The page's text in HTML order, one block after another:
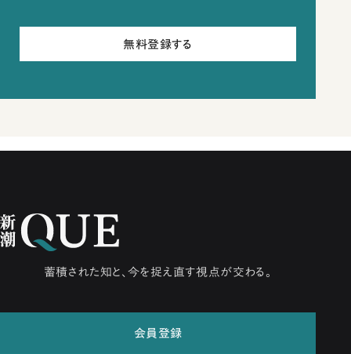
無料登録する
蓄積された知と、今を捉え直す視点が交わる。
会員登録